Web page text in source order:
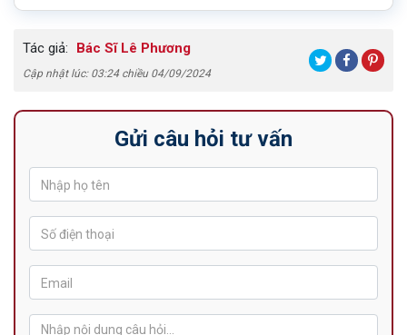
Tác giả: Bác Sĩ Lê Phương
Cập nhật lúc: 03:24 chiều 04/09/2024
Gửi câu hỏi tư vấn